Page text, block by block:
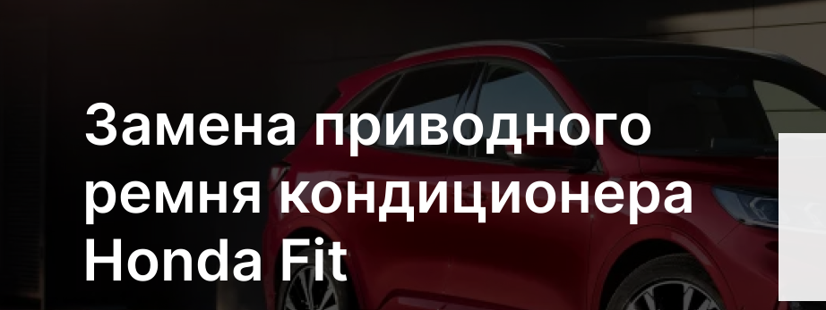
Замена приводного
ремня кондиционера
Honda Fit